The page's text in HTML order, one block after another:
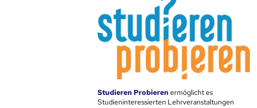
Studieren Probieren ermöglicht es
Studieninteressierten Lehrveranstaltungen